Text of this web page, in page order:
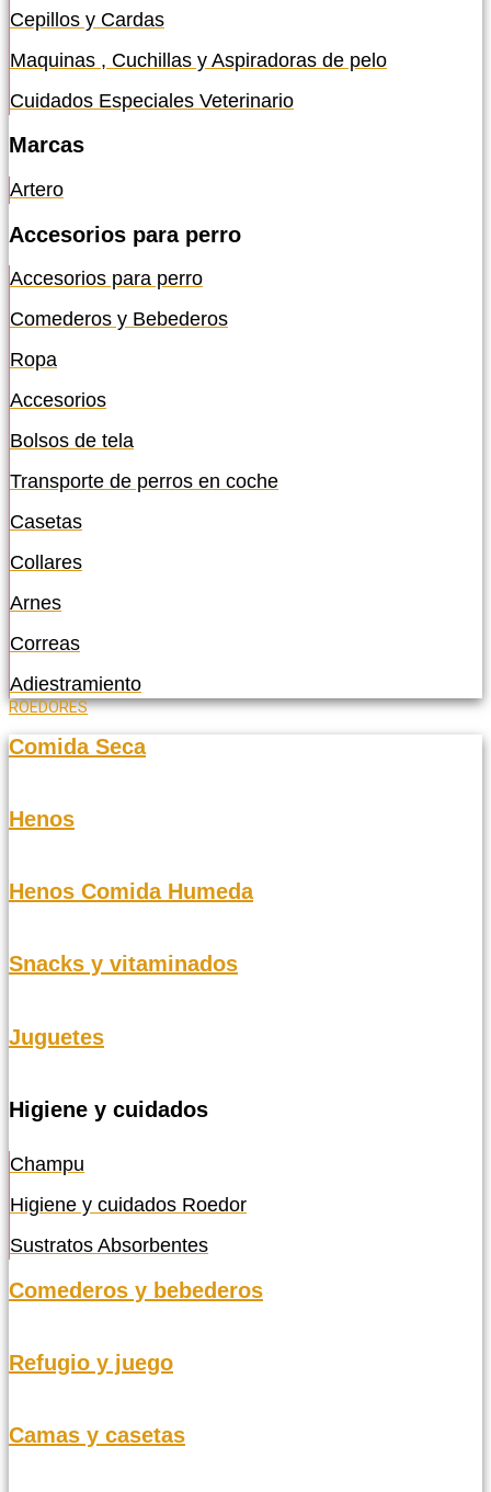
Cepillos y Cardas
Maquinas , Cuchillas y Aspiradoras de pelo
Cuidados Especiales Veterinario
Marcas
Artero
Accesorios para perro
Accesorios para perro
Comederos y Bebederos
Ropa
Accesorios
Bolsos de tela
Transporte de perros en coche
Casetas
Collares
Arnes
Correas
Adiestramiento
ROEDORES
Comida Seca
Henos
Henos Comida Humeda
Snacks y vitaminados
Juguetes
Higiene y cuidados
Champu
Higiene y cuidados Roedor
Sustratos Absorbentes
Comederos y bebederos
Refugio y juego
Camas y casetas